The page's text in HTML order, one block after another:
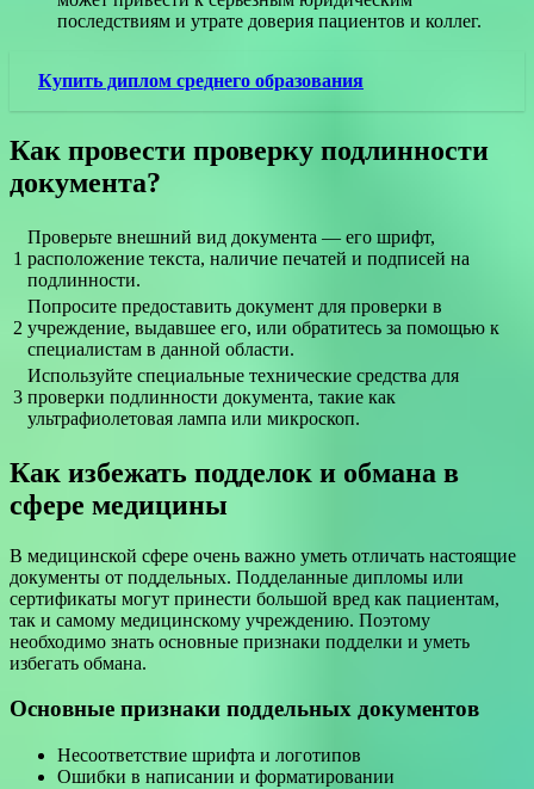
последствиям и утрате доверия пациентов и коллег.
Купить диплом среднего образования
Как провести проверку подлинности
документа?
1
Проверьте внешний вид документа — его шрифт,
расположение текста, наличие печатей и подписей на
подлинности.
2
Попросите предоставить документ для проверки в
учреждение, выдавшее его, или обратитесь за помощью к
специалистам в данной области.
3
Используйте специальные технические средства для
проверки подлинности документа, такие как
ультрафиолетовая лампа или микроскоп.
Как избежать подделок и обмана в
сфере медицины
В медицинской сфере очень важно уметь отличать настоящие
документы от поддельных. Подделанные дипломы или
сертификаты могут принести большой вред как пациентам,
так и самому медицинскому учреждению. Поэтому
необходимо знать основные признаки подделки и уметь
избегать обмана.
Основные признаки поддельных документов
Несоответствие шрифта и логотипов
Ошибки в написании и форматировании